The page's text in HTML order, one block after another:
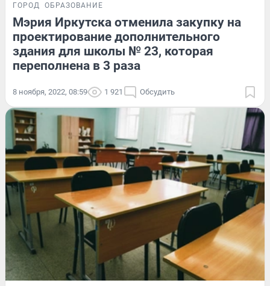
ГОРОД ОБРАЗОВАНИЕ
Мэрия Иркутска отменила закупку на
проектирование дополнительного
здания для школы № 23, которая
переполнена в 3 раза
8 ноября, 2022, 08:59 1 921 Обсудить